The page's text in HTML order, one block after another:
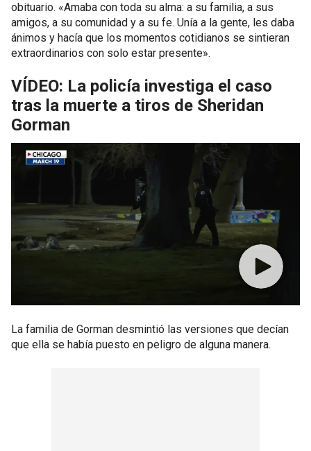
obituario. «Amaba con toda su alma: a su familia, a sus
amigos, a su comunidad y a su fe. Unía a la gente, les daba
ánimos y hacía que los momentos cotidianos se sintieran
extraordinarios con solo estar presente».
VÍDEO: La policía investiga el caso
tras la muerte a tiros de Sheridan
Gorman
La familia de Gorman desmintió las versiones que decían
que ella se había puesto en peligro de alguna manera.